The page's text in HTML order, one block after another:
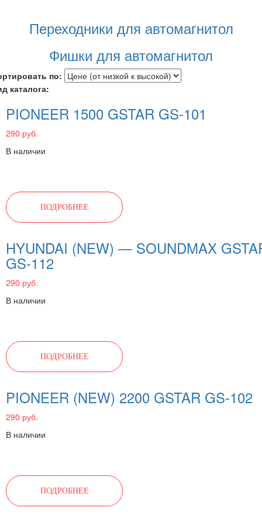
Переходники для автомагнитол
Фишки для автомагнитол
по:
каталога:
PIONEER 1500 GSTAR GS-101
290 руб.
В наличии
ПОДРОБНЕЕ
HYUNDAI (NEW) — SOUNDMAX
GS-112
290 руб.
В наличии
ПОДРОБНЕЕ
PIONEER (NEW) 2200 GSTAR GS-102
290 руб.
В наличии
ПОДРОБНЕЕ